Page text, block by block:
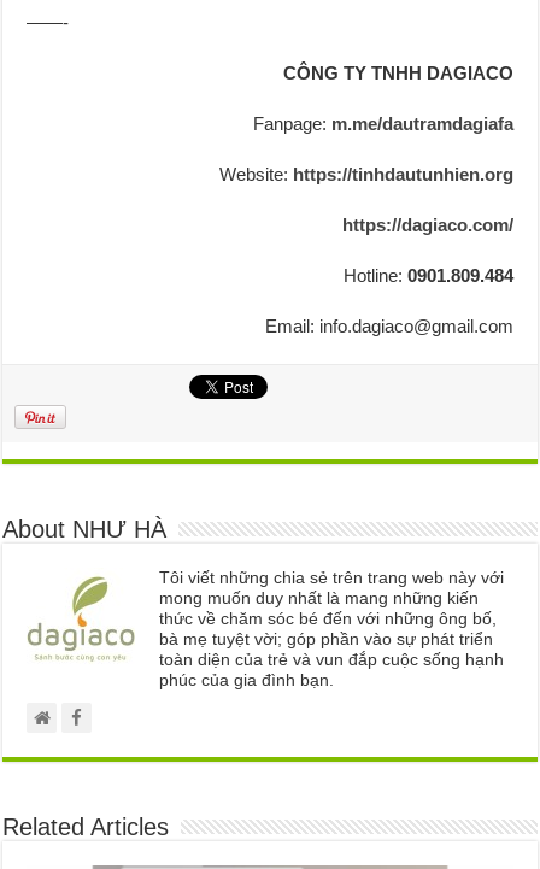
——-
CÔNG TY TNHH DAGIACO
Fanpage: m.me/dautramdagiafa
Website: https://tinhdautunhien.org
https://dagiaco.com/
Hotline: 0901.809.484
Email: info.dagiaco@gmail.com
About NHƯ HÀ
Tôi viết những chia sẻ trên trang web này với
mong muốn duy nhất là mang những kiến
thức về chăm sóc bé đến với những ông bố,
bà mẹ tuyệt vời; góp phần vào sự phát triển
toàn diện của trẻ và vun đắp cuộc sống hạnh
phúc của gia đình bạn.
Related Articles